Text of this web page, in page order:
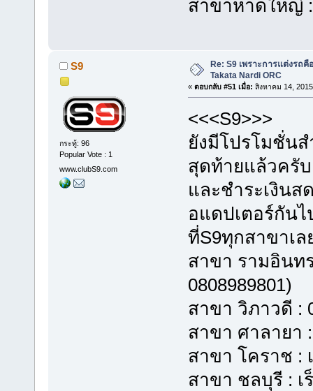
สาขาหาดใหญ่ :
S9
กระทู้: 96
Popular Vote : 1
www.clubS9.com
Re: S9 เพราะการแต่งรถ
Takata Nardi ORC
« ตอบกลับ #51 เมื่อ: สิงหาคม 14,
<<<S9>>>
ยังมีโปรโมชั่นส
สุดท้ายแล้วครั
และชำระเงิน
อแดปเตอร์กัน
ที่S9ทุกสาขาเ
สาขา รามอินท
0808989801)
สาขา วิภาวดี :
สาขา ศาลายา :
สาขา โคราช :
สาขา ชลบุรี : เ